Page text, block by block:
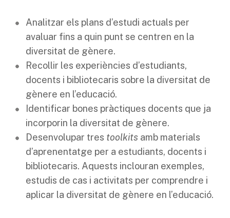
Analitzar els plans d’estudi actuals per
avaluar fins a quin punt se centren en la
diversitat de gènere.
Recollir les experiències d’estudiants,
docents i bibliotecaris sobre la diversitat de
gènere en l’educació.
Identificar bones pràctiques docents que ja
incorporin la diversitat de gènere.
Desenvolupar tres toolkits amb materials
d’aprenentatge per a estudiants, docents i
bibliotecaris. Aquests inclouran exemples,
estudis de cas i activitats per comprendre i
aplicar la diversitat de gènere en l’educació.